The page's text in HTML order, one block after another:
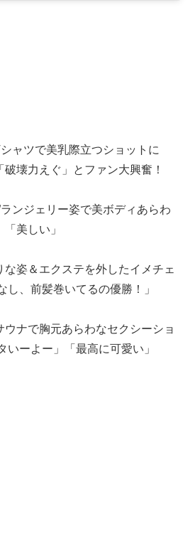
ャツで美乳際立つショットに
破壊力えぐ」とファン大興奮！
ンジェリー姿で美ボディあらわ
美しい」
な姿＆エクステを外したイメチェ
し、前髪巻いてるの優勝！」
ウナで胸元あらわなセクシーショ
いーよー」「最高に可愛い」